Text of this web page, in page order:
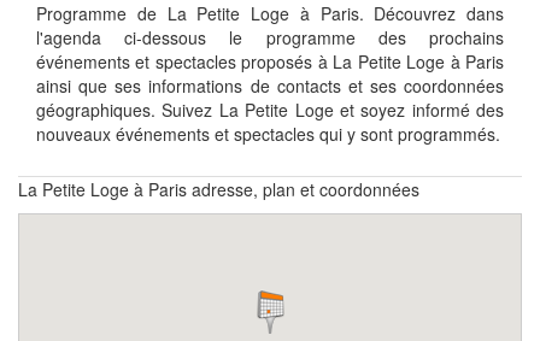
Programme de La Petite Loge à Paris. Découvrez dans
l'agenda ci-dessous le programme des prochains
événements et spectacles proposés à La Petite Loge à Paris
ainsi que ses informations de contacts et ses coordonnées
géographiques. Suivez La Petite Loge et soyez informé des
nouveaux événements et spectacles qui y sont programmés.
La Petite Loge à Paris adresse, plan et coordonnées